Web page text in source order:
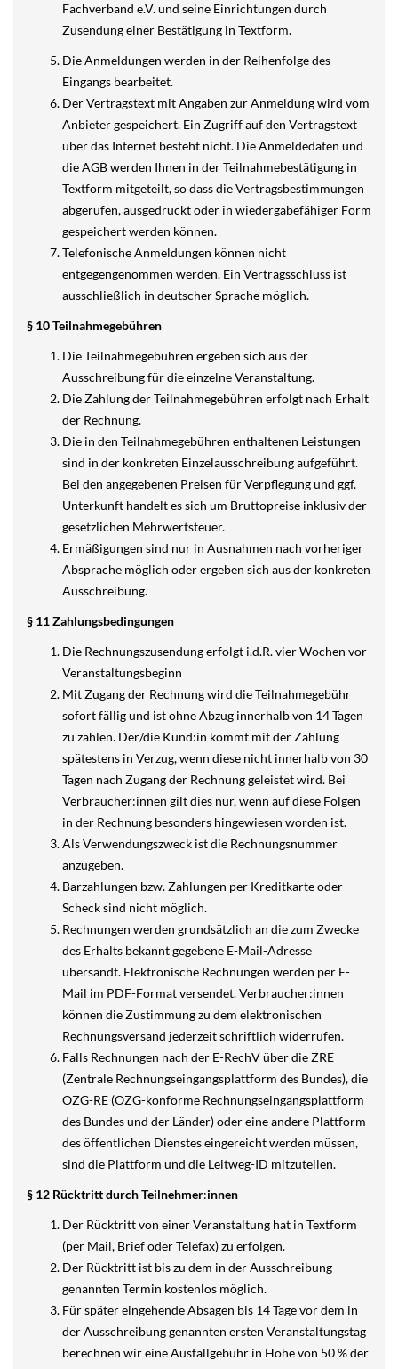
Fachverband e.V. und seine Einrichtungen durch
Zusendung einer Bestätigung in Textform.
Die Anmeldungen werden in der Reihenfolge des
Eingangs bearbeitet.
Der Vertragstext mit Angaben zur Anmeldung wird vom
Anbieter gespeichert. Ein Zugriff auf den Vertragstext
über das Internet besteht nicht. Die Anmeldedaten und
die AGB werden Ihnen in der Teilnahmebestätigung in
Textform mitgeteilt, so dass die Vertragsbestimmungen
abgerufen, ausgedruckt oder in wiedergabefähiger Form
gespeichert werden können.
Telefonische Anmeldungen können nicht
entgegengenommen werden. Ein Vertragsschluss ist
ausschließlich in deutscher Sprache möglich.
§ 10 Teilnahmegebühren
Die Teilnahmegebühren ergeben sich aus der
Ausschreibung für die einzelne Veranstaltung.
Die Zahlung der Teilnahmegebühren erfolgt nach Erhalt
der Rechnung.
Die in den Teilnahmegebühren enthaltenen Leistungen
sind in der konkreten Einzelausschreibung aufgeführt.
Bei den angegebenen Preisen für Verpflegung und ggf.
Unterkunft handelt es sich um Bruttopreise inklusiv der
gesetzlichen Mehrwertsteuer.
Ermäßigungen sind nur in Ausnahmen nach vorheriger
Absprache möglich oder ergeben sich aus der konkreten
Ausschreibung.
§ 11 Zahlungsbedingungen
Die Rechnungszusendung erfolgt i.d.R. vier Wochen vor
Veranstaltungsbeginn
Mit Zugang der Rechnung wird die Teilnahmegebühr
sofort fällig und ist ohne Abzug innerhalb von 14 Tagen
zu zahlen. Der/die Kund:in kommt mit der Zahlung
spätestens in Verzug, wenn diese nicht innerhalb von 30
Tagen nach Zugang der Rechnung geleistet wird. Bei
Verbraucher:innen gilt dies nur, wenn auf diese Folgen
in der Rechnung besonders hingewiesen worden ist.
Als Verwendungszweck ist die Rechnungsnummer
anzugeben.
Barzahlungen bzw. Zahlungen per Kreditkarte oder
Scheck sind nicht möglich.
Rechnungen werden grundsätzlich an die zum Zwecke
des Erhalts bekannt gegebene E-Mail-Adresse
übersandt. Elektronische Rechnungen werden per E-
Mail im PDF-Format versendet. Verbraucher:innen
können die Zustimmung zu dem elektronischen
Rechnungsversand jederzeit schriftlich widerrufen.
Falls Rechnungen nach der E-RechV über die ZRE
(Zentrale Rechnungseingangsplattform des Bundes), die
OZG-RE (OZG-konforme Rechnungseingangsplattform
des Bundes und der Länder) oder eine andere Plattform
des öffentlichen Dienstes eingereicht werden müssen,
sind die Plattform und die Leitweg-ID mitzuteilen.
§ 12 Rücktritt durch Teilnehmer:innen
Der Rücktritt von einer Veranstaltung hat in Textform
(per Mail, Brief oder Telefax) zu erfolgen.
Der Rücktritt ist bis zu dem in der Ausschreibung
genannten Termin kostenlos möglich.
Für später eingehende Absagen bis 14 Tage vor dem in
der Ausschreibung genannten ersten Veranstaltungstag
berechnen wir eine Ausfallgebühr in Höhe von 50 % der